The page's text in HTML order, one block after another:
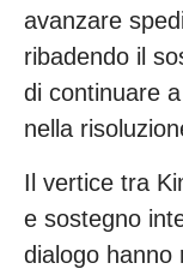
avanzare
ribadendo il
di continuare
nella
Il vertice tra
e sostegno
dialogo hanno